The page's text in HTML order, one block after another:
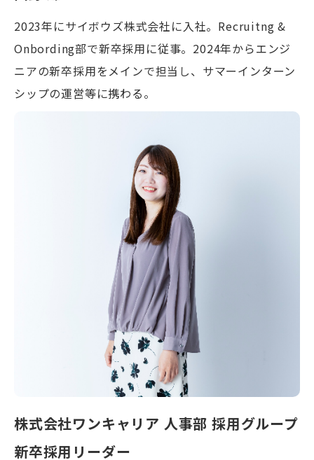
2023年にサイボウズ株式会社に入社。Recruitng &
Onbording部で新卒採用に従事。2024年からエンジ
ニアの新卒採用をメインで担当し、サマーインターン
シップの運営等に携わる。
株式会社ワンキャリア 人事部 採用グループ
新卒採用リーダー